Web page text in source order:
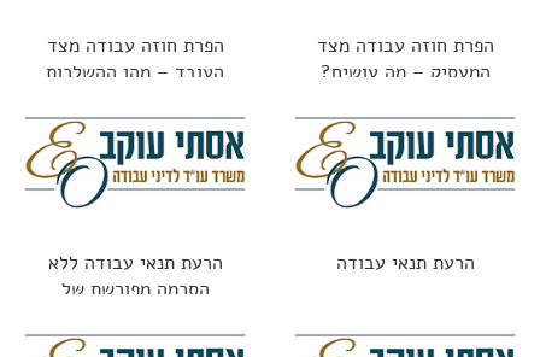
הפרת חוזה עבודה מצד
המעסיק – מה עושים?
הפרת חוזה עבודה מצד
העובד – מהן ההשלכות
הרעת תנאי עבודה
הרעת תנאי עבודה ללא
הסכמה מפורשת של